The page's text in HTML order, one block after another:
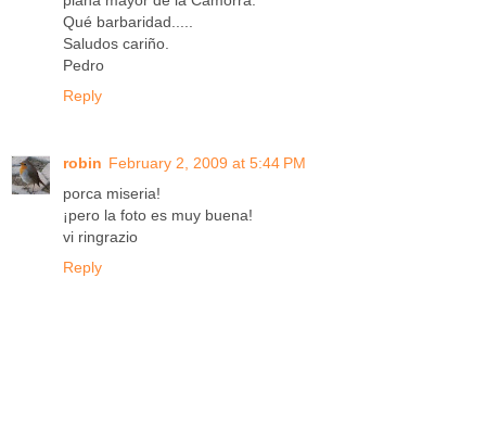
Qué barbaridad.....
Saludos cariño.
Pedro
Reply
robin February 2, 2009 at 5:44 PM
porca miseria!
¡pero la foto es muy buena!
vi ringrazio
Reply